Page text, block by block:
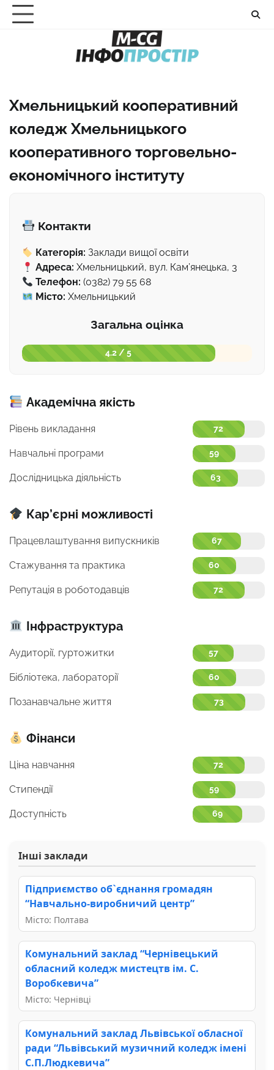
Перейти
Хмельницький кооперативний
коледж Хмельницького
кооперативного торговельно-
економічного інституту
Контакти
Категорія: Заклади вищої освіти
Адреса: Хмельницький, вул. Кам’янецька, 3
Телефон: (0382) 79 55 68
Місто: Хмельницький
Загальна оцінка
4.2 / 5
Академічна якість
Рівень викладання 72
Навчальні програми 59
Дослідницька діяльність 63
Кар’єрні можливості
Працевлаштування випускників 67
Стажування та практика 60
Репутація в роботодавців 72
Інфраструктура
Аудиторії, гуртожитки 57
Бібліотека, лабораторії 60
Позанавчальне життя 73
Фінанси
Ціна навчання 72
Стипендії 59
Доступність 69
Інші заклади
Підприємство об`єднання громадян
“Навчально-виробничий центр”
Місто: Полтава
Комунальний заклад “Чернівецький
обласний коледж мистецтв ім. С.
Воробкевича”
Місто: Чернівці
Комунальний заклад Львівської обласної
ради “Львівський музичний коледж імені
С.П.Людкевича”